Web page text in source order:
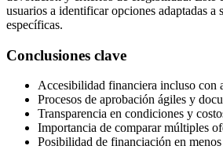
usuarios a identificar opciones adaptadas a
específicas.
Conclusiones clave
Accesibilidad financiera incluso con
Procesos de aprobación ágiles y
Transparencia en condiciones y
Importancia de comparar múltiples
Posibilidad de financiación en